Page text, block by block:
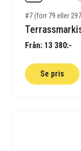
#7 (förr 79 eller
Från: 13 380:-
Se pris